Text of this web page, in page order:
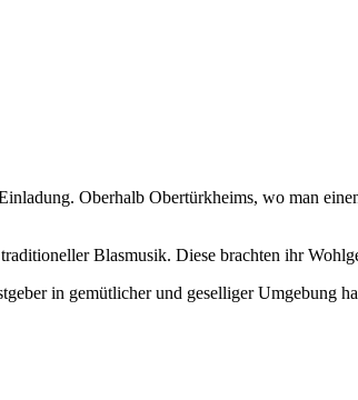
Oberhalb Obertürkheims, wo man
Blasmusik. Diese brachten ihr
in gemütlicher und geselliger Umgebung